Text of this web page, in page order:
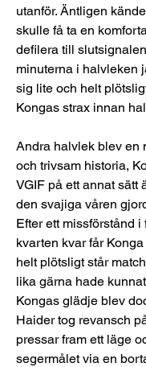
utanför. Äntligen
skulle få ta en
defilera till
minuterna i halvleken
sig lite och helt
Kongas strax innan
Andra halvlek blev en
och trivsam historia,
VGIF på ett annat sätt
den svajiga våren
Efter ett missförstånd i
kvarten kvar får
helt plötsligt står
lika gärna hade
Kongas glädje blev
Haider tog revansch
pressar fram ett läge
segermålet via en